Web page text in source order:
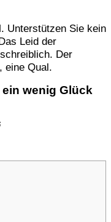
Unterstützen Sie kein
Leid der
Der
eine Qual.
wenig Glück